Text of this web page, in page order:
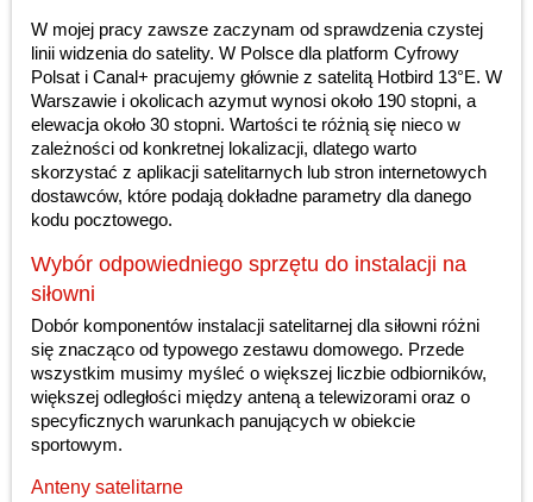
W mojej pracy zawsze zaczynam od sprawdzenia czystej
linii widzenia do satelity. W Polsce dla platform Cyfrowy
Polsat i Canal+ pracujemy głównie z satelitą Hotbird 13°E. W
Warszawie i okolicach azymut wynosi około 190 stopni, a
elewacja około 30 stopni. Wartości te różnią się nieco w
zależności od konkretnej lokalizacji, dlatego warto
skorzystać z aplikacji satelitarnych lub stron internetowych
dostawców, które podają dokładne parametry dla danego
kodu pocztowego.
Wybór odpowiedniego sprzętu do instalacji na
siłowni
Dobór komponentów instalacji satelitarnej dla siłowni różni
się znacząco od typowego zestawu domowego. Przede
wszystkim musimy myśleć o większej liczbie odbiorników,
większej odległości między anteną a telewizorami oraz o
specyficznych warunkach panujących w obiekcie
sportowym.
Anteny satelitarne